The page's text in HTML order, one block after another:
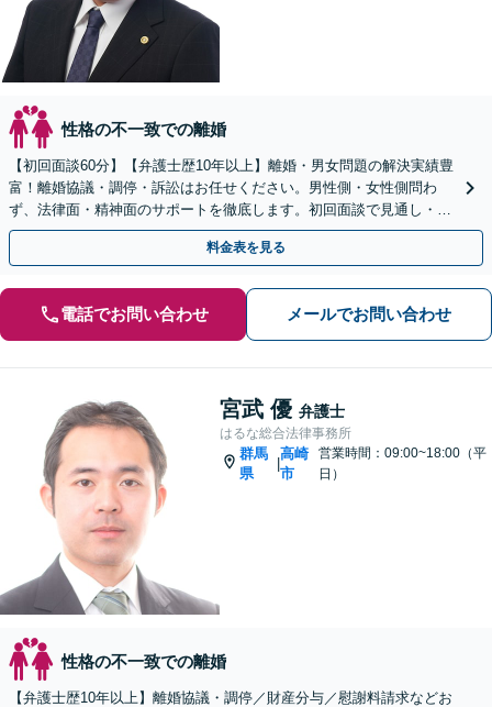
性格の不一致での離婚
【初回面談60分】【弁護士歴10年以上】離婚・男女問題の解決実績豊
富！離婚協議・調停・訴訟はお任せください。男性側・女性側問わ
ず、法律面・精神面のサポートを徹底します。初回面談で見通し・費
用を明確化【高崎駅徒歩15分】
料金表を見る
電話でお問い合わせ メールでお問い合わせ
宮武 優 弁護士
はるな総合法律事務所
群馬
県
|
高崎
市
営業時間：09:00~18:00（平
日）
性格の不一致での離婚
【弁護士歴10年以上】離婚協議・調停／財産分与／慰謝料請求などお